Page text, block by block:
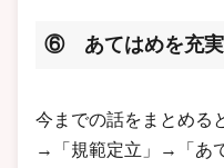
⑥ あてはめを充実
今までの話をまとめる
→「規範定立」→「あ